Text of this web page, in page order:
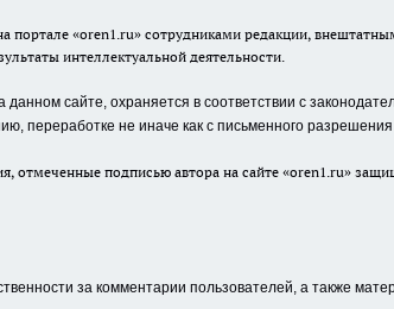
«oren1.ru» сотрудниками редакции,
интеллектуальной деятельности.
сайте, охраняется в соответствии с
переработке не иначе как с письменного
отмеченные подписью автора на сайте «oren1.ru»
за комментарии пользователей, а также